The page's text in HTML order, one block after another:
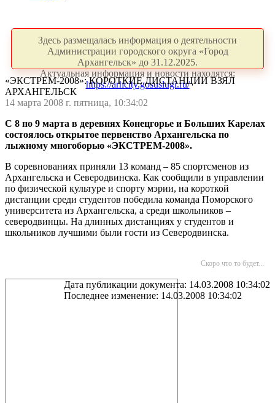
Здесь размещалась информация о деятельности
Администрации городского округа «Город
Архангельск» до 31.12.2025.
Актуальная информация и новости находятся:
https://arhcity.gosuslugi.ru/
«ЭКСТРЕМ-2008»: КОРОТКИЕ ДИСТАНЦИИ ВЗЯЛ
АРХАНГЕЛЬСК
14 марта 2008 г. пятница, 10:34:02
С 8 по 9 марта в деревнях Конецгорье и Больших Карелах
состоялось открытое первенство Архангельска по
лыжному многоборью «ЭКСТРЕМ-2008».
В соревнованиях приняли 13 команд – 85 спортсменов из
Архангельска и Северодвинска. Как сообщили в управлении
по физической культуре и спорту мэрии, на короткой
дистанции среди студентов победила команда Поморского
университета из Архангельска, а среди школьников –
северодвинцы. На длинных дистанциях у студентов и
школьников лучшими были гости из Северодвинска.
Скоро что то будет...
Дата публикации документа: 14.03.2008 10:34:02
Последнее изменение: 14.03.2008 10:34:02